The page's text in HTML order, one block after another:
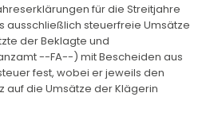
für die Streitjahre
ausschließlich steuerfreie Umsätze
der Beklagte und
--FA--) mit Bescheiden aus
fest, wobei er jeweils den
auf die Umsätze der Klägerin